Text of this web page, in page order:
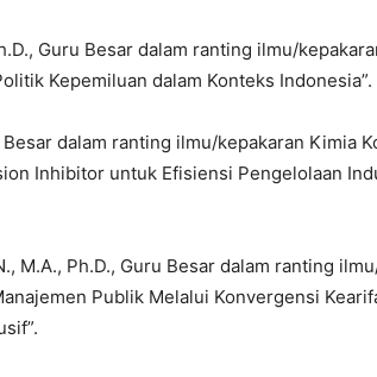
Guru Besar dalam ranting ilmu/
Kepemiluan dalam Konteks Indonesia”.
dalam ranting ilmu/kepakaran Kimia
Inhibitor untuk Efisiensi Pengelolaan
M.A., Ph.D., Guru Besar dalam ranting
Publik Melalui Konvergensi